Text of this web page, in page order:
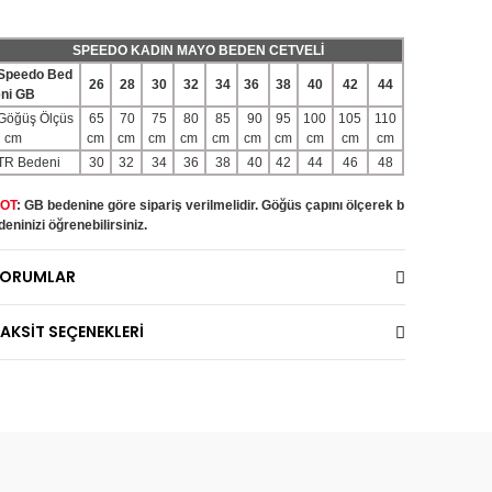
SPEEDO KADIN MAYO BEDEN CETVELİ
Bed
GB
26 28 30 32 34 36 38 40 42 44
Ölçüs
cm
65
cm
70
cm
75
cm
80
cm
85
cm
90
cm
95
cm
100
cm
105
cm
110
cm
Bedeni
30 32 34 36 38 40 42 44 46 48
: GB bedenine göre sipariş verilmelidir. Göğüs çapını ölçerek b
öğrenebilirsiniz.
SEÇENEKLERİ